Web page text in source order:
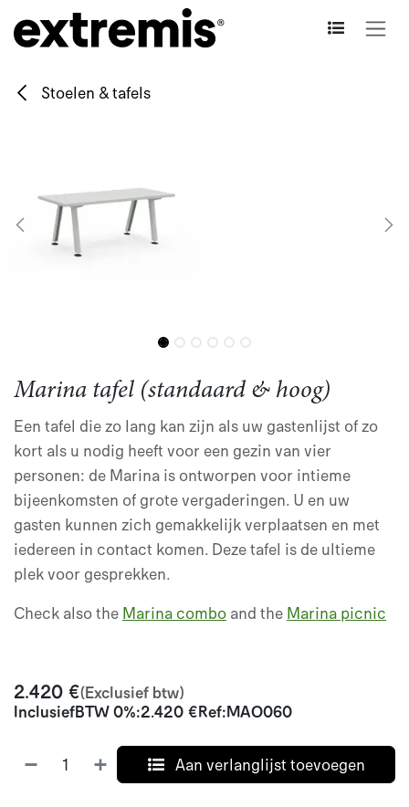
Overslaan naar inhoud
Stoelen & tafels
Marina tafel (standaard & hoog)
Een tafel die zo lang kan zijn als uw gastenlijst of zo
kort als u nodig heeft voor een gezin van vier
personen: de Marina is ontworpen voor intieme
bijeenkomsten of grote vergaderingen. U en uw
gasten kunnen zich gemakkelijk verplaatsen en met
iedereen in contact komen. Deze tafel is de ultieme
plek voor gesprekken.
Check also the Marina combo and the Marina picnic
2.420 €(Exclusief btw)
InclusiefBTW 0%:2.420 €Ref:MAO060
Aan verlanglijst toevoegen